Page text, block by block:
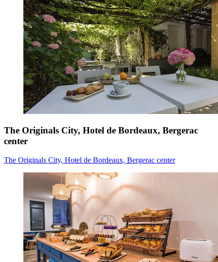
The Originals City, Hotel de Bordeaux, Bergerac
center
The Originals City, Hotel de Bordeaux, Bergerac center